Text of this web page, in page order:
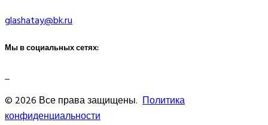
glashatay@bk.ru
Мы в социальных сетях:
© 2026 Все права защищены. Политика
конфиденциальности